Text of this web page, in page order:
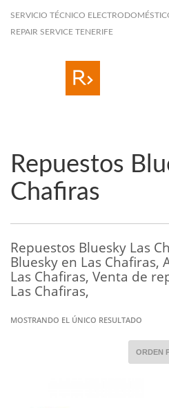
SERVICIO TÉCNICO
REPAIR SERVICE TENERIFE
Repuestos
Chafiras
Repuestos Bluesky Las
Bluesky en Las Chafiras,
Las Chafiras, Venta de
Las Chafiras,
MOSTRANDO EL ÚNICO RESULTADO